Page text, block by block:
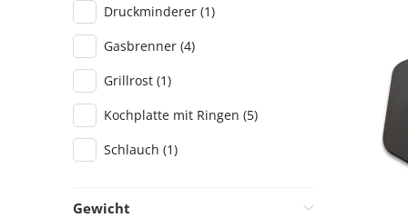
Druckminderer (1)
Gasbrenner (4)
Grillrost (1)
Kochplatte mit Ringen (5)
Schlauch (1)
Gewicht